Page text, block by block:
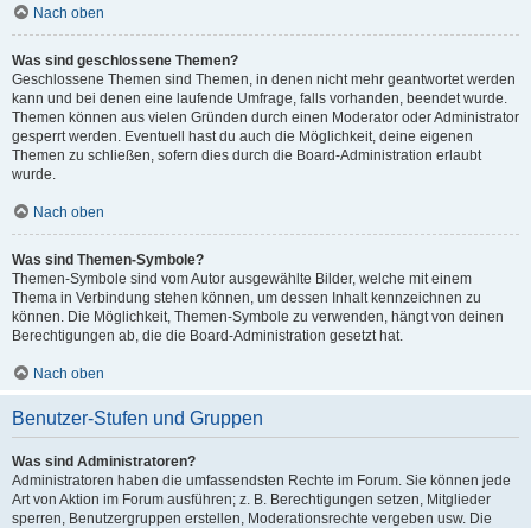
Nach oben
Was sind geschlossene Themen?
Geschlossene Themen sind Themen, in denen nicht mehr geantwortet werden
kann und bei denen eine laufende Umfrage, falls vorhanden, beendet wurde.
Themen können aus vielen Gründen durch einen Moderator oder Administrator
gesperrt werden. Eventuell hast du auch die Möglichkeit, deine eigenen
Themen zu schließen, sofern dies durch die Board-Administration erlaubt
wurde.
Nach oben
Was sind Themen-Symbole?
Themen-Symbole sind vom Autor ausgewählte Bilder, welche mit einem
Thema in Verbindung stehen können, um dessen Inhalt kennzeichnen zu
können. Die Möglichkeit, Themen-Symbole zu verwenden, hängt von deinen
Berechtigungen ab, die die Board-Administration gesetzt hat.
Nach oben
Benutzer-Stufen und Gruppen
Was sind Administratoren?
Administratoren haben die umfassendsten Rechte im Forum. Sie können jede
Art von Aktion im Forum ausführen; z. B. Berechtigungen setzen, Mitglieder
sperren, Benutzergruppen erstellen, Moderationsrechte vergeben usw. Die